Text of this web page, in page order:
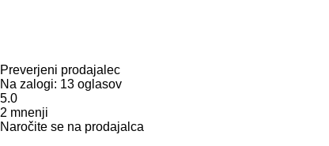
Preverjeni prodajalec
Na zalogi: 13 oglasov
5.0
2 mnenji
Naročite se na prodajalca